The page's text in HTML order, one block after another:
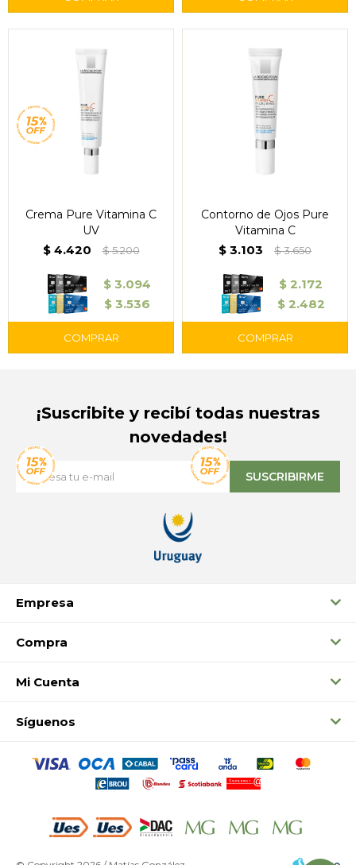
Crema Pure Vitamina C
UV
$ 4.420 $5.200
$ 3.094
$ 3.536
Contorno de Ojos Pure
Vitamina C
$ 3.103 $3.650
$ 2.172
$ 2.482
Empresa
Compra
Mi Cuenta
Síguenos
¡Suscribite y recibí todas nuestras
novedades!
SUSCRIBIRME